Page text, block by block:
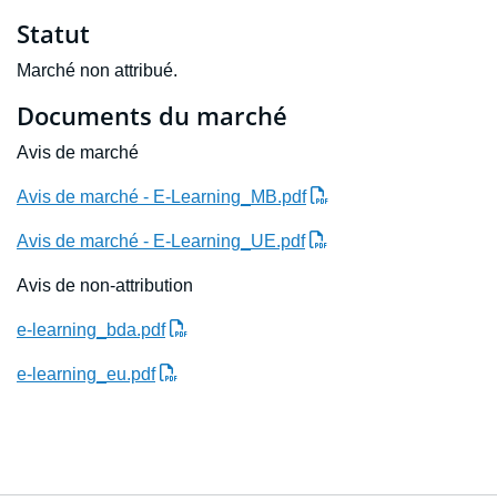
Statut
Marché non attribué.
Documents du marché
Avis de marché
Avis de marché - E-Learning_MB.pdf
Avis de marché - E-Learning_UE.pdf
Avis de non-attribution
e-learning_bda.pdf
e-learning_eu.pdf